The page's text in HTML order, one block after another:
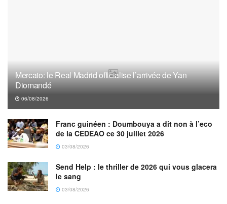
Mercato: le Real Madrid officialise l’arrivée de Yan
Diomandé
06/08/2026
Franc guinéen : Doumbouya a dit non à l’eco
de la CEDEAO ce 30 juillet 2026
03/08/2026
Send Help : le thriller de 2026 qui vous glacera
le sang
03/08/2026